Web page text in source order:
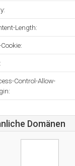
Length:
Control-Allow-
Domänen